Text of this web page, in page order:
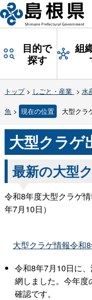
目的で
探す
組
トップ> しごと・産業 > 水
魚 > 現在の位置 大型クラ
大型クラゲ
最新の大型
令和8年度大型クラゲ
年7月10日）
大型クラゲ情報令和
令和8年7月10日に
網しました。今年度
確認です。